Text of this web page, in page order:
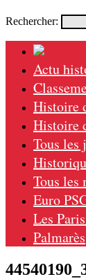
Rechercher:
Actu
Histoire
Histoire
Tous les
Tous les
Euro
Les
Palmarès